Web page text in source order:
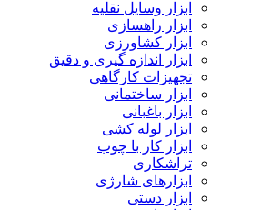
ابزار وسایل نقلیه
ابزار راهسازی
ابزار کشاورزی
ابزار اندازه گیری و دقیق
تجهیزات کارگاهی
ابزار ساختمانی
ابزار باغبانی
ابزار لوله کشی
ابزار کار با چوب
تراشکاری
ابزارهای شارژی
ابزار دستی